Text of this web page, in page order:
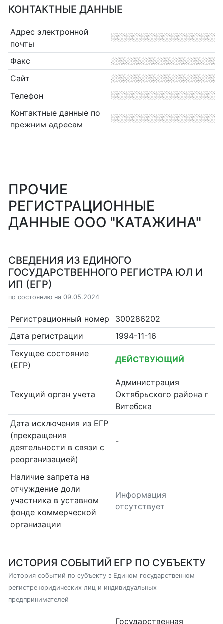
КОНТАКТНЫЕ ДАННЫЕ
Адрес электронной
почты
Факс
Сайт
Телефон
Контактные данные по
прежним адресам
ПРОЧИЕ
РЕГИСТРАЦИОННЫЕ
ДАННЫЕ ООО "КАТАЖИНА"
СВЕДЕНИЯ ИЗ ЕДИНОГО
ГОСУДАРСТВЕННОГО РЕГИСТРА ЮЛ И
ИП (ЕГР)
по состоянию на 09.05.2024
Регистрационный номер
300286202
Дата регистрации
1994-11-16
Текущее состояние
(ЕГР)
ДЕЙСТВУЮЩИЙ
Текущий орган учета
Администрация
Октябрьского района г
Витебска
Дата исключения из ЕГР
(прекращения
деятельности в связи с
реорганизацией)
-
Наличие запрета на
отчуждение доли
участника в уставном
фонде коммерческой
организации
Информация
отсутствует
ИСТОРИЯ СОБЫТИЙ ЕГР ПО СУБЪЕКТУ
История событий по субъекту в Едином государственном
регистре юридических лиц и индивидуальных
предпринимателей
Государственная